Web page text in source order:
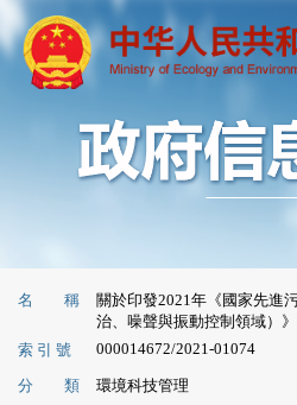
名 稱
關於印發2021年《國家先進
治、噪聲與振動控制領域）
索 引 號
000014672/2021-01074
分 類 環境科技管理